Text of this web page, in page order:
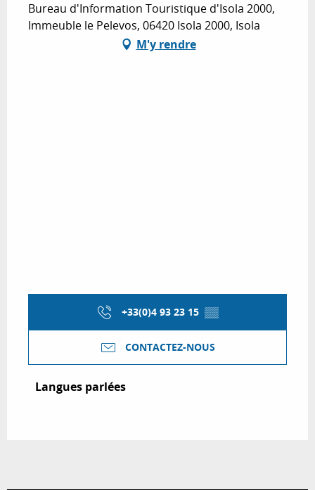
Bureau d'Information Touristique d'Isola 2000,
Immeuble le Pelevos, 06420 Isola 2000, Isola
M'y rendre
+33(0)4 93 23 15 ▒▒
CONTACTEZ-NOUS
Langues parlées
Langues parlées